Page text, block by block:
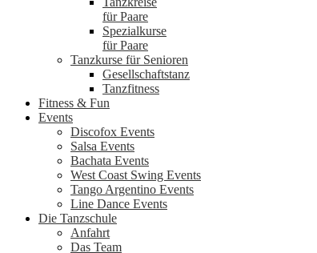
für Paare
Spezialkurse
für Paare
Tanzkurse für Senioren
Gesellschaftstanz
Tanzfitness
Fitness & Fun
Events
Discofox Events
Salsa Events
Bachata Events
West Coast Swing Events
Tango Argentino Events
Line Dance Events
Die Tanzschule
Anfahrt
Das Team